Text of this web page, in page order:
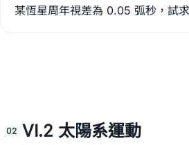
某恆星周年視差為 0.05 弧秒，試
02 VI.2 太陽系運動